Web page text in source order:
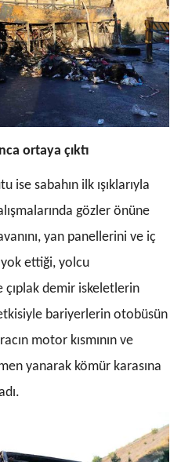
ortaya çıktı
ise sabahın ilk ışıklarıyla
gözler önüne
yan panellerini ve iç
ettiği, yolcu
çıplak demir iskeletlerin
bariyerlerin otobüsün
motor kısmının ve
yanarak kömür karasına